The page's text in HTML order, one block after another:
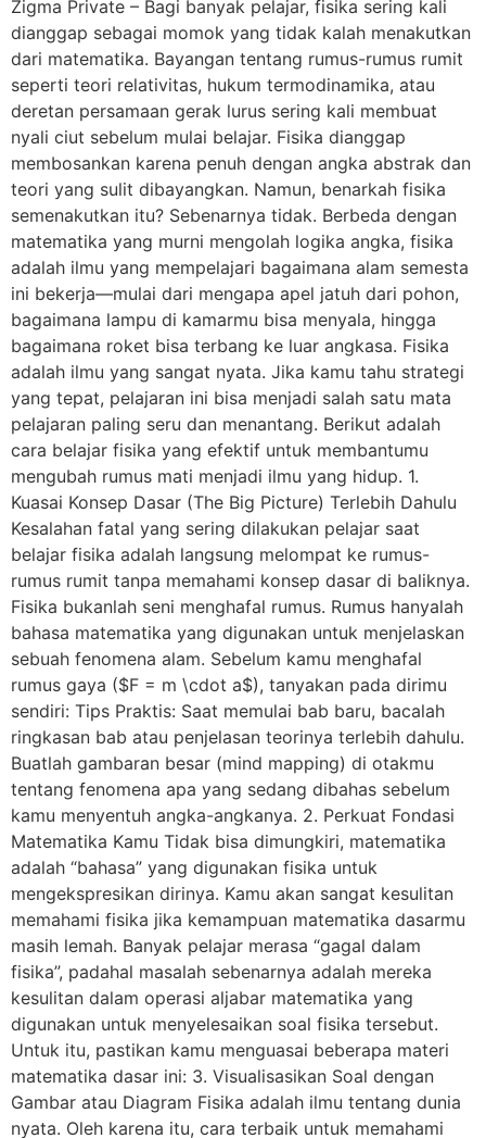
Zigma Private – Bagi banyak pelajar, fisika sering kali
dianggap sebagai momok yang tidak kalah menakutkan
dari matematika. Bayangan tentang rumus-rumus rumit
seperti teori relativitas, hukum termodinamika, atau
deretan persamaan gerak lurus sering kali membuat
nyali ciut sebelum mulai belajar. Fisika dianggap
membosankan karena penuh dengan angka abstrak dan
teori yang sulit dibayangkan. Namun, benarkah fisika
semenakutkan itu? Sebenarnya tidak. Berbeda dengan
matematika yang murni mengolah logika angka, fisika
adalah ilmu yang mempelajari bagaimana alam semesta
ini bekerja—mulai dari mengapa apel jatuh dari pohon,
bagaimana lampu di kamarmu bisa menyala, hingga
bagaimana roket bisa terbang ke luar angkasa. Fisika
adalah ilmu yang sangat nyata. Jika kamu tahu strategi
yang tepat, pelajaran ini bisa menjadi salah satu mata
pelajaran paling seru dan menantang. Berikut adalah
cara belajar fisika yang efektif untuk membantumu
mengubah rumus mati menjadi ilmu yang hidup. 1.
Kuasai Konsep Dasar (The Big Picture) Terlebih Dahulu
Kesalahan fatal yang sering dilakukan pelajar saat
belajar fisika adalah langsung melompat ke rumus-
rumus rumit tanpa memahami konsep dasar di baliknya.
Fisika bukanlah seni menghafal rumus. Rumus hanyalah
bahasa matematika yang digunakan untuk menjelaskan
sebuah fenomena alam. Sebelum kamu menghafal
rumus gaya ($F = m \cdot a$), tanyakan pada dirimu
sendiri: Tips Praktis: Saat memulai bab baru, bacalah
ringkasan bab atau penjelasan teorinya terlebih dahulu.
Buatlah gambaran besar (mind mapping) di otakmu
tentang fenomena apa yang sedang dibahas sebelum
kamu menyentuh angka-angkanya. 2. Perkuat Fondasi
Matematika Kamu Tidak bisa dimungkiri, matematika
adalah “bahasa” yang digunakan fisika untuk
mengekspresikan dirinya. Kamu akan sangat kesulitan
memahami fisika jika kemampuan matematika dasarmu
masih lemah. Banyak pelajar merasa “gagal dalam
fisika”, padahal masalah sebenarnya adalah mereka
kesulitan dalam operasi aljabar matematika yang
digunakan untuk menyelesaikan soal fisika tersebut.
Untuk itu, pastikan kamu menguasai beberapa materi
matematika dasar ini: 3. Visualisasikan Soal dengan
Gambar atau Diagram Fisika adalah ilmu tentang dunia
nyata. Oleh karena itu, cara terbaik untuk memahami